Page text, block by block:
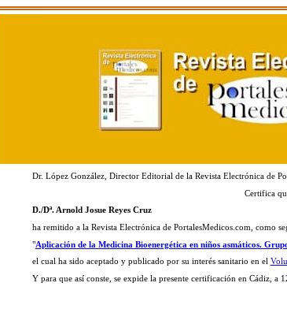
Dr. López González, Director Editorial de la Revista Electrónica de
Certifica
D./Dª. Arnold Josue Reyes Cruz
ha remitido a la Revista Electrónica de PortalesMedicos.com, como
"Aplicación de la Medicina Bioenergética en niños asmáticos.
el cual ha sido aceptado y publicado por su interés sanitario en el
Y para que así conste, se expide la presente certificación en Cádiz, a